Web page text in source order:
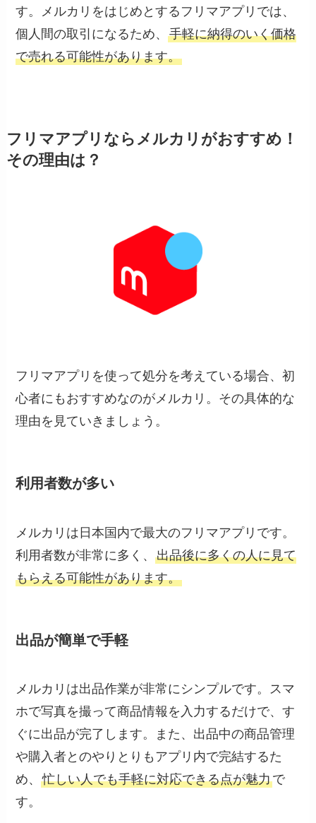
す。メルカリをはじめとするフリマアプリでは、
個人間の取引になるため、手軽に納得のいく価格
で売れる可能性があります。
フリマアプリならメルカリがおすすめ！
その理由は？
フリマアプリを使って処分を考えている場合、初
心者にもおすすめなのがメルカリ。その具体的な
理由を見ていきましょう。
利用者数が多い
メルカリは日本国内で最大のフリマアプリです。
利用者数が非常に多く、出品後に多くの人に見て
もらえる可能性があります。
出品が簡単で手軽
メルカリは出品作業が非常にシンプルです。スマ
ホで写真を撮って商品情報を入力するだけで、す
ぐに出品が完了します。また、出品中の商品管理
や購入者とのやりとりもアプリ内で完結するた
め、忙しい人でも手軽に対応できる点が魅力で
す。